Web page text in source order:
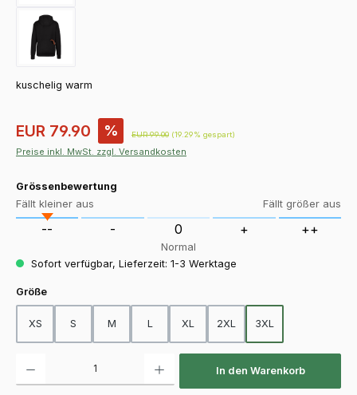
kuschelig warm
Verkaufspreis:
EUR 79.90 % Regulärer Preis:
EUR 99.00 (19.29% gespart)
Preise inkl. MwSt. zzgl. Versandkosten
Grössenbewertung
Fällt kleiner aus Fällt größer aus
-- - 0 + ++
Normal
Sofort verfügbar, Lieferzeit: 1-3 Werktage
Größeauswählen
XS S M L XL 2XL 3XL
In den Warenkorb